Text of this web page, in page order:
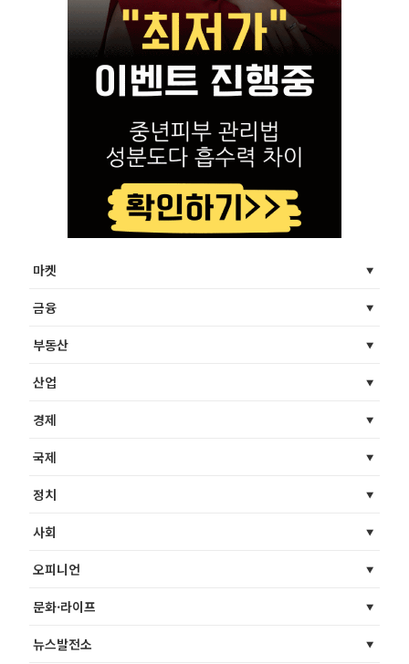
마켓
금융
부동산
산업
경제
국제
정치
사회
오피니언
문화·라이프
뉴스발전소